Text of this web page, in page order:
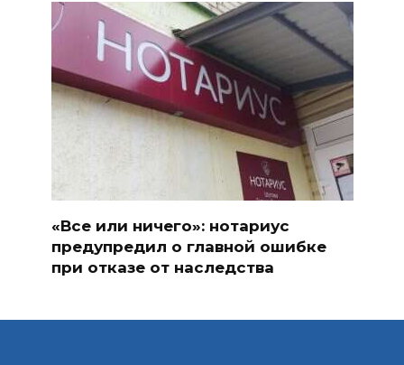
«Все или ничего»: нотариус
предупредил о главной ошибке
при отказе от наследства